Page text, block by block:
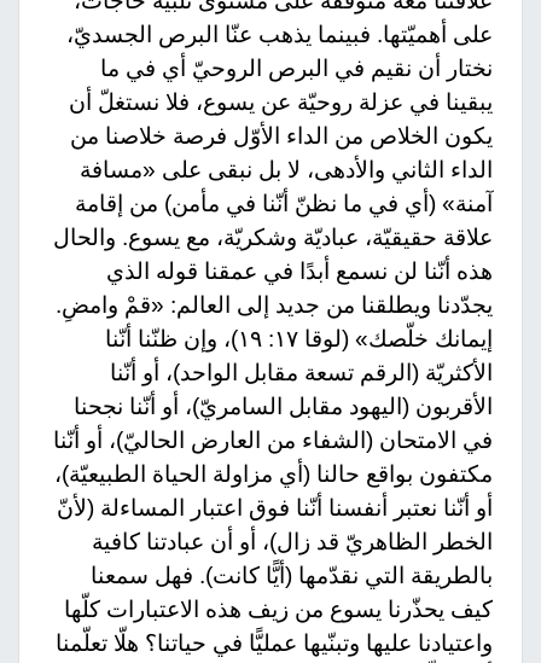
على أهميّتها. فبينما يذهب عنّا البرص الجسديّ،
نختار أن نقيم في البرص الروحيّ أي في ما
يبقينا في عزلة روحيّة عن يسوع، فلا نستغلّ أن
يكون الخلاص من الداء الأوّل فرصة خلاصنا من
الداء الثاني والأدهى، لا بل نبقى على «مسافة
آمنة» (أي في ما نظنّ أنّنا في مأمن) من إقامة
علاقة حقيقيّة، عباديّة وشكريّة، مع يسوع. والحال
هذه أنّنا لن نسمع أبدًا في عمقنا قوله الذي
يجدّدنا ويطلقنا من جديد إلى العالم: «قمْ وامضِ.
إيمانك خلّصك» (لوقا ١٧: ١٩)، وإن ظنّنا أنّنا
الأكثريّة (الرقم تسعة مقابل الواحد)، أو أنّنا
الأقربون (اليهود مقابل السامريّ)، أو أنّنا نجحنا
في الامتحان (الشفاء من العارض الحاليّ)، أو أنّنا
مكتفون بواقع حالنا (أي مزاولة الحياة الطبيعيّة)،
أو أنّنا نعتبر أنفسنا أنّنا فوق اعتبار المساءلة (لأنّ
الخطر الظاهريّ قد زال)، أو أن عبادتنا كافية
بالطريقة التي نقدّمها (أيًّا كانت). فهل سمعنا
كيف يحذّرنا يسوع من زيف هذه الاعتبارات كلّها
واعتيادنا عليها وتبنّيها عمليًّا في حياتنا؟ هلّا تعلّمنا